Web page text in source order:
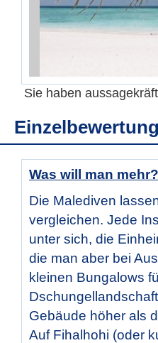
Sie haben
Was will man mehr?
Die Malediven
vergleichen. Jede
unter sich, die
die man aber bei
kleinen Bungalows
Gebäude höher als
Auf Fihalhohi (oder